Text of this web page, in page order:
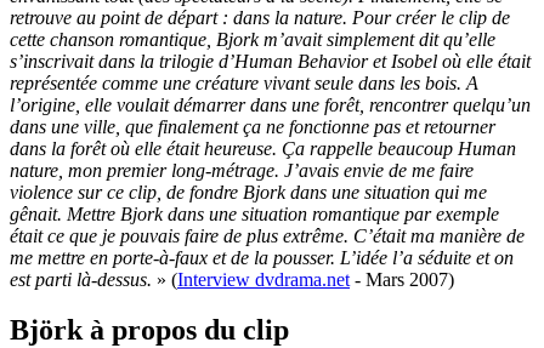
retrouve au point de départ : dans la nature. Pour créer le clip de
cette chanson romantique, Bjork m’avait simplement dit qu’elle
s’inscrivait dans la trilogie d’Human Behavior et Isobel où elle était
représentée comme une créature vivant seule dans les bois. A
l’origine, elle voulait démarrer dans une forêt, rencontrer quelqu’un
dans une ville, que finalement ça ne fonctionne pas et retourner
dans la forêt où elle était heureuse. Ça rappelle beaucoup Human
nature, mon premier long-métrage. J’avais envie de me faire
violence sur ce clip, de fondre Bjork dans une situation qui me
gênait. Mettre Bjork dans une situation romantique par exemple
était ce que je pouvais faire de plus extrême. C’était ma manière de
me mettre en porte-à-faux et de la pousser. L’idée l’a séduite et on
est parti là-dessus. » (Interview dvdrama.net - Mars 2007)
Björk à propos du clip